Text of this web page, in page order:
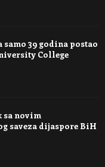
samo 39 godina postao
College
sa novim
saveza dijaspore BiH